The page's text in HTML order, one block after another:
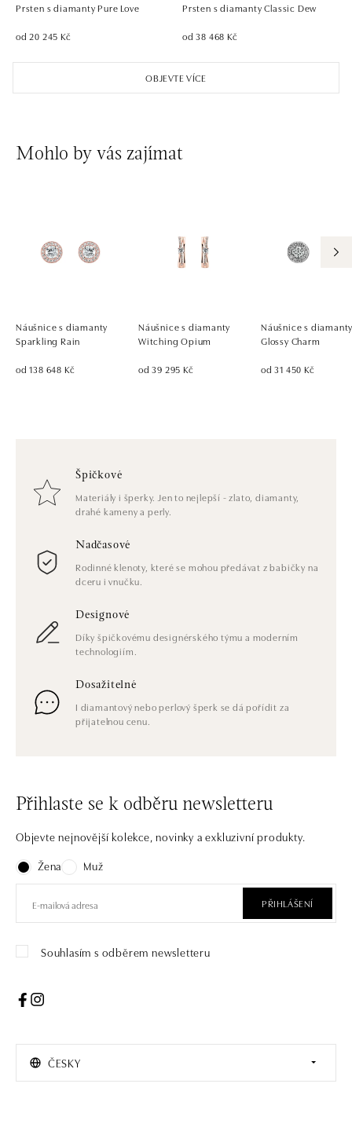
dnes otevřeno od 10:00
OBJEVTE VÍCE
Prsten s diamanty Pure Love
od 20 245 Kč
Prsten s diamanty Classic Dew
od 38 468 Kč
Mohlo by vás zajímat
Náušnice s diamanty
Sparkling Rain
od 138 648 Kč
Náušnice s diamanty
Witching Opium
od 39 295 Kč
Náušnice s
Glossy Charm
od 31 450 Kč
Špičkové
Materiály i šperky. Jen to nejlepší - zlato, diamanty,
drahé kameny a perly.
Nadčasové
Rodinné klenoty, které se mohou předávat z babičky na
dceru i vnučku.
Designové
Díky špičkovému designérského týmu a moderním
technologiím.
Dosažitelné
I diamantový nebo perlový šperk se dá pořídit za
přijatelnou cenu.
Přihlaste se k odběru newsletteru
Objevte nejnovější kolekce, novinky a exkluzivní produkty.
Žena
Muž
PŘIHLÁŠENÍ
Souhlasím s odběrem newsletteru
ČESKY